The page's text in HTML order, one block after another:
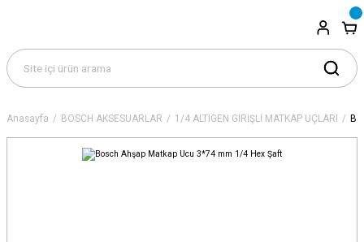
Anasayfa BOSCH AKSESUARLAR 1/4 ALTIGEN GİRİŞLİ MATKAP UÇLARI